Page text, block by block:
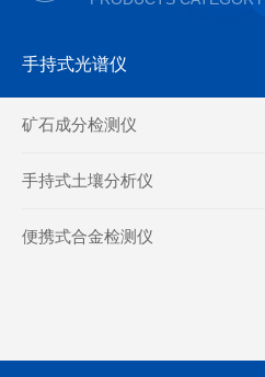
手持式光谱仪
矿石成分检测仪
手持式土壤分析仪
便携式合金检测仪